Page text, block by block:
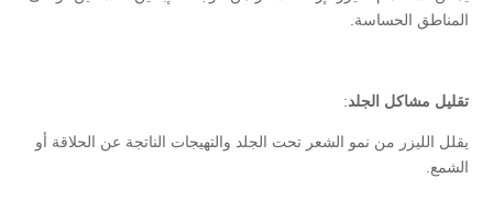
المناطق الحساسة.
تقليل مشاكل الجلد:
يقلل الليزر من نمو الشعر تحت الجلد والتهيجات الناتجة عن الحلاقة أو
الشمع.